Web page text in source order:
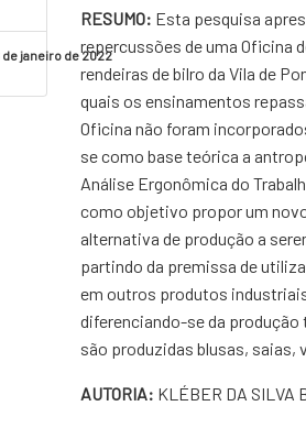
de janeiro de 2022
RESUMO: Esta pesquisa
repercussões de uma Oficina
rendeiras de bilro da Vila de
quais os ensinamentos
Oficina não foram
se como base teórica a
Análise Ergonômica do
como objetivo propor um
alternativa de produção a
partindo da premissa de
em outros produtos
diferenciando-se da produção
são produzidas blusas, saias,
AUTORIA: KLÉBER DA SILVA